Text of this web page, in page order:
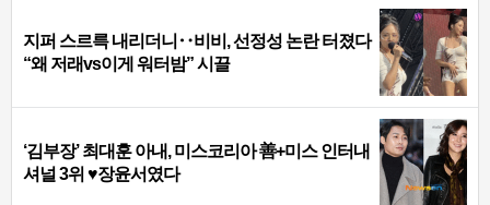
지퍼 스르륵 내리더니‥비비, 선정성 논란 터졌다
“왜 저래vs이게 워터밤” 시끌
‘김부장’ 최대훈 아내, 미스코리아 善+미스 인터내
셔널 3위 ♥장윤서였다